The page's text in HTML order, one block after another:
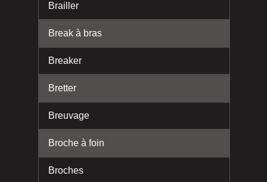
Brailler
Break à bras
Breaker
Bretter
Breuvage
Broche à foin
Broches